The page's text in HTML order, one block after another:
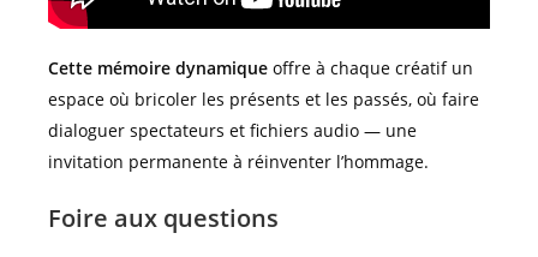
Cette mémoire dynamique offre à chaque créatif un
espace où bricoler les présents et les passés, où faire
dialoguer spectateurs et fichiers audio — une
invitation permanente à réinventer l’hommage.
Foire aux questions